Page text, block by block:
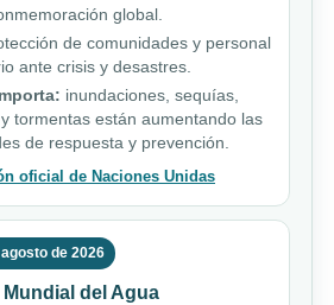
global.
de comunidades y personal
ante crisis y desastres.
inundaciones, sequías,
tormentas están aumentando las
de respuesta y prevención.
oficial de Naciones Unidas
de 2026
Mundial del Agua